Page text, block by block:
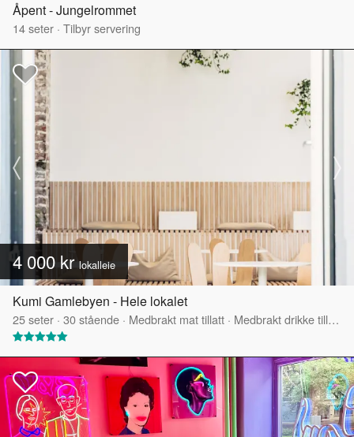
Åpent - Jungelrommet
14seter · Tilbyr servering
4 000 krlokalleie
Kumi Gamlebyen - Hele lokalet
25seter · 30stående · Medbrakt mat tillatt · Medbrakt drikke tillatt